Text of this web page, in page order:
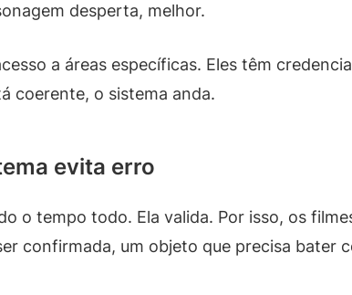
desperta, melhor.
a áreas específicas. Eles têm
coerente, o sistema anda.
evita erro
o tempo todo. Ela valida. Por isso, os
confirmada, um objeto que precisa bater